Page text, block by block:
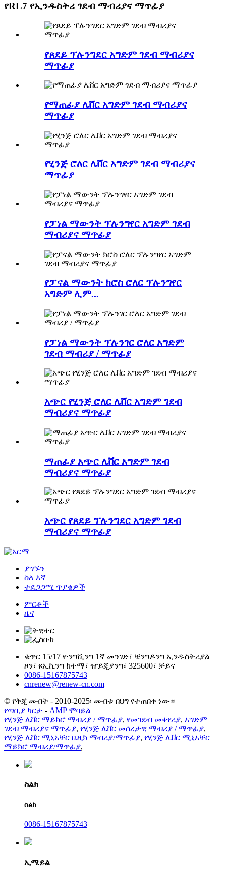
የRL7 የኢንዱስትሪ ገደብ ማብሪያና ማጥፊያ
የጸደይ ፕሉንግደር አግድም ገደብ ማብሪያና
ማጥፊያ
የማጠፊያ ሌቨር አግድም ገደብ ማብሪያና
ማጥፊያ
የሂንጅ ሮለር ሌቨር አግድም ገደብ ማብሪያና
ማጥፊያ
የፓነል ማውንት ፕሉንግየር አግድም ገደብ
ማብሪያና ማጥፊያ
የፓናል ማውንት ክሮስ ሮለር ፕሉንግየር
አግድም ሊም...
የፓነል ማውንት ፕሉንገር ሮለር አግድም
ገደብ ማብሪያ / ማጥፊያ
አጭር የሂንጅ ሮለር ሌቨር አግድም ገደብ
ማብሪያና ማጥፊያ
ማጠፊያ አጭር ሌቨር አግድም ገደብ
ማብሪያና ማጥፊያ
አጭር የጸደይ ፕሉንግደር አግድም ገደብ
ማብሪያና ማጥፊያ
ያግኙን
ስለ እኛ
ተደጋጋሚ ጥያቄዎች
ምርቶች
ዜና
ቁጥር 15/17 ዮንግሺንግ 1ኛ መንገድ፣ ቼንግዶንግ ኢንዱስትሪያል
ዞን፣ ዩኢኪንግ ከተማ፣ ዠይጂያንግ፣ 325600፣ ቻይና
0086-15167875743
cnrenew@renew-cn.com
© የቅጂ መብት - 2010-2025፡ መብቱ በህግ የተጠበቀ ነው።
የጣቢያ ካርታ - AMP ሞባይል
የሂንጅ ሌቨር ማይክሮ ማብሪያ / ማጥፊያ, የመገደብ መቀየሪያ, አግድም
ገደብ ማብሪያና ማጥፊያ, የሂንጅ ሌቨር መሰረታዊ ማብሪያ / ማጥፊያ,
የሂንጅ ሌቨር ሚኒአቸር ቤዚክ ማብሪያ/ማጥፊያ, የሂንጅ ሌቨር ሚኒአቸር
ማይክሮ ማብሪያ/ማጥፊያ,
ስልክ
ስልክ
0086-15167875743
ኢሜይል